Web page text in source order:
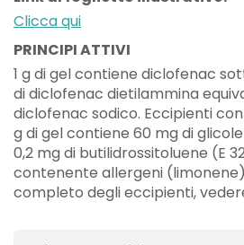
Clicca qui
PRINCIPI ATTIVI
1 g di gel contiene diclofenac
di diclofenac dietilammina
diclofenac sodico. Eccipienti
g di gel contiene 60 mg di
0,2 mg di butilidrossitoluene (E
contenente allergeni
completo degli eccipienti,